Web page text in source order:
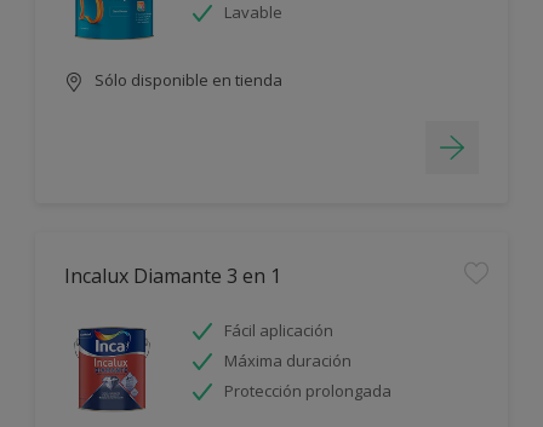
Lavable
Sólo disponible en tienda
Incalux Diamante 3 en 1
Fácil aplicación
Máxima duración
Protección prolongada